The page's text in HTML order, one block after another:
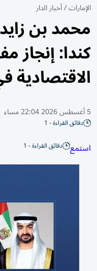
الإمارات/أخبار الدار
محمد بن
كندا: إنجاز
5 أغسطس 2026 22:04 مساء
دقائق القراءة - 1
استمع دقائق القراءة - 1